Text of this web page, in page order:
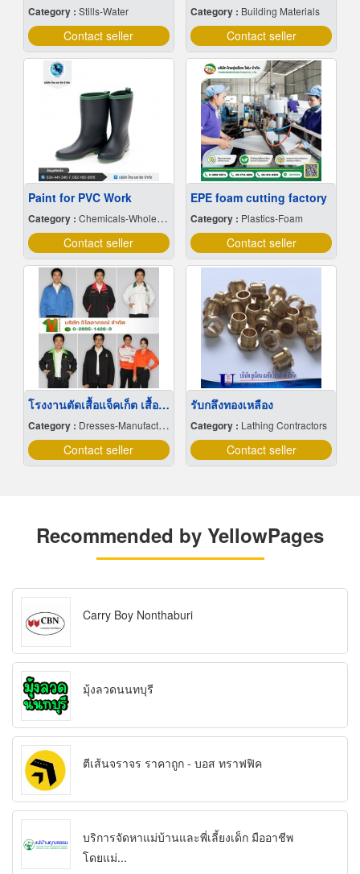
Category : Stills-Water
Contact seller
Category : Building Materials
Contact seller
Paint for PVC Work
Category : Chemicals-Wholesale & Manufacturers
Contact seller
EPE foam cutting factory
Category : Plastics-Foam
Contact seller
โรงงานตัดเสื้อแจ็คเก็ต เสื้อคลุมช่าง เสื้อคลุม บางบอน
Category : Dresses-Manufacturers
Contact seller
รับกลึงทองเหลือง
Category : Lathing Contractors
Contact seller
Recommended by YellowPages
Carry Boy Nonthaburi
มุ้งลวดนนทบุรี
ตีเส้นจราจร ราคาถูก - บอส ทราฟฟิค
บริการจัดหาแม่บ้านและพี่เลี้ยงเด็ก มืออาชีพ
โดยแม่...